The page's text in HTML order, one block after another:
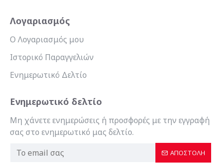
Λογαριασμός
Ο Λογαριασμός μου
Ιστορικό Παραγγελιών
Ενημερωτικό Δελτίο
Ενημερωτικό δελτίο
Μη χάνετε ενημερώσεις ή προσφορές με την εγγραφή
σας στο ενημερωτικό μας δελτίο.
ΑΠΟΣΤΟΛΉ